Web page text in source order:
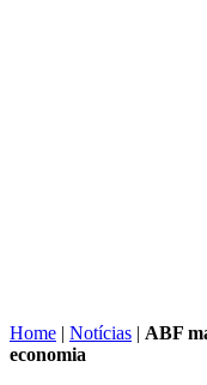
Home | Notícias | ABF
economia